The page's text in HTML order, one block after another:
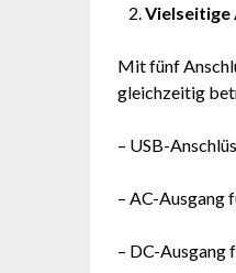
Vielseitige
Mit fünf
gleichzeitig
– USB-
– AC-Ausgang
– DC-Ausgang